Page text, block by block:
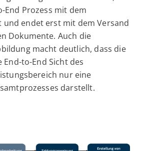
End Prozess mit dem
und endet erst mit dem Versand
Dokumente. Auch die
macht deutlich, dass die
to-End Sicht des
nur eine
darstellt.